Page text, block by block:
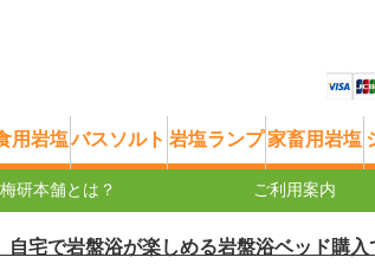
用岩塩バスソルト 岩塩ランプ 家畜用岩塩
梅研本舗とは？ ご利用案内
盤浴が楽しめる岩盤浴ベッド購入で 『 飲